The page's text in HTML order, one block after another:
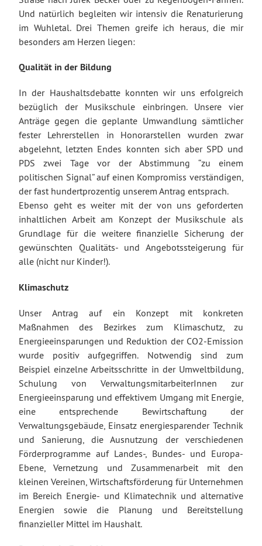
Und natürlich begleiten wir intensiv die Renaturierung
im Wuhletal. Drei Themen greife ich heraus, die mir
besonders am Herzen liegen:
Qualität in der Bildung
In der Haushaltsdebatte konnten wir uns erfolgreich
bezüglich der Musikschule einbringen. Unsere vier
Anträge gegen die geplante Umwandlung sämtlicher
fester Lehrerstellen in Honorarstellen wurden zwar
abgelehnt, letzten Endes konnten sich aber SPD und
PDS zwei Tage vor der Abstimmung “zu einem
politischen Signal” auf einen Kompromiss verständigen,
der fast hundertprozentig unserem Antrag entsprach.
Ebenso geht es weiter mit der von uns geforderten
inhaltlichen Arbeit am Konzept der Musikschule als
Grundlage für die weitere finanzielle Sicherung der
gewünschten Qualitäts- und Angebotssteigerung für
alle (nicht nur Kinder!).
Klimaschutz
Unser Antrag auf ein Konzept mit konkreten
Maßnahmen des Bezirkes zum Klimaschutz, zu
Energieeinsparungen und Reduktion der CO2-Emission
wurde positiv aufgegriffen. Notwendig sind zum
Beispiel einzelne Arbeitsschritte in der Umweltbildung,
Schulung von VerwaltungsmitarbeiterInnen zur
Energieeinsparung und effektivem Umgang mit Energie,
eine entsprechende Bewirtschaftung der
Verwaltungsgebäude, Einsatz energiesparender Technik
und Sanierung, die Ausnutzung der verschiedenen
Förderprogramme auf Landes-, Bundes- und Europa-
Ebene, Vernetzung und Zusammenarbeit mit den
kleinen Vereinen, Wirtschaftsförderung für Unternehmen
im Bereich Energie- und Klimatechnik und alternative
Energien sowie die Planung und Bereitstellung
finanzieller Mittel im Haushalt.